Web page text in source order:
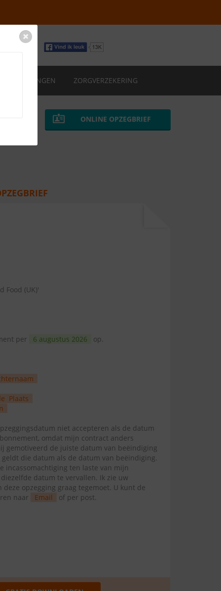
VERZEKERINGEN ZORGVERZEKERING
ONLINE OPZEGBRIEF
Food (UK)'
per 6 augustus 2026 op.
Plaats
niet accepteren als de datum
omdat mijn contract anders
gemotiveerd de juiste datum van beëindiging
die datum als de datum van beëindiging.
incassomachtiging ten laste van mijn
datum te vervallen. Ik zie uw
opzegging graag tegemoet. U kunt de
naar
Email of per post.